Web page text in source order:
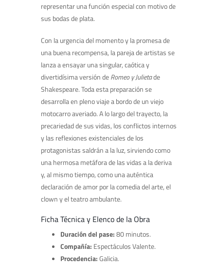
representar una función especial con motivo de
sus bodas de plata.
Con la urgencia del momento y la promesa de
una buena recompensa, la pareja de artistas se
lanza a ensayar una singular, caótica y
divertidísima versión deRomeo y Julietade
Shakespeare. Toda esta preparación se
desarrolla en pleno viaje a bordo de un viejo
motocarro averiado. A lo largo del trayecto, la
precariedad de sus vidas, los conflictos internos
y las reflexiones existenciales de los
protagonistas saldrán a la luz, sirviendo como
una hermosa metáfora de las vidas a la deriva
y, al mismo tiempo, como una auténtica
declaración de amor por la comedia del arte, el
clown y el teatro ambulante.
Ficha Técnica y Elenco de la Obra
Duración del pase:80 minutos.
Compañía: Espectáculos Valente.
Procedencia:Galicia.